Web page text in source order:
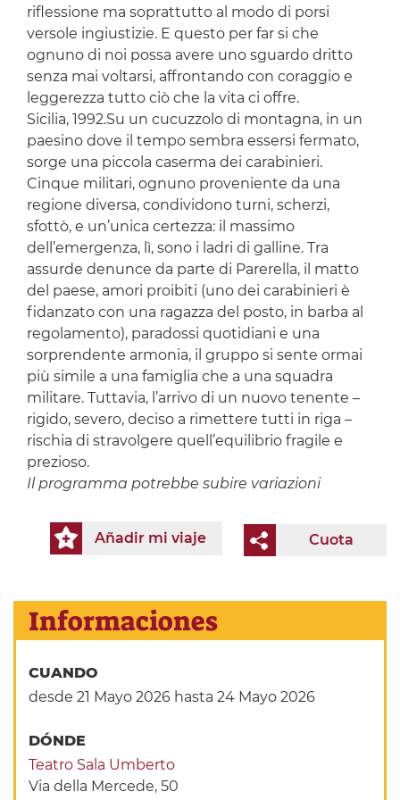
riflessione ma soprattutto al modo di porsi
versole ingiustizie. E questo per far si che
ognuno di noi possa avere uno sguardo dritto
senza mai voltarsi, affrontando con coraggio e
leggerezza tutto ciò che la vita ci offre.
Sicilia, 1992.Su un cucuzzolo di montagna, in un
paesino dove il tempo sembra essersi fermato,
sorge una piccola caserma dei carabinieri.
Cinque militari, ognuno proveniente da una
regione diversa, condividono turni, scherzi,
sfottò, e un’unica certezza: il massimo
dell’emergenza, lì, sono i ladri di galline. Tra
assurde denunce da parte di Parerella, il matto
del paese, amori proibiti (uno dei carabinieri è
fidanzato con una ragazza del posto, in barba al
regolamento), paradossi quotidiani e una
sorprendente armonia, il gruppo si sente ormai
più simile a una famiglia che a una squadra
militare. Tuttavia, l’arrivo di un nuovo tenente –
rigido, severo, deciso a rimettere tutti in riga –
rischia di stravolgere quell’equilibrio fragile e
prezioso.
Il programma potrebbe subire variazioni
Cuota
Añadir mi viaje
Informaciones
CUANDO
desde 21 Mayo 2026 hasta 24 Mayo 2026
DÓNDE
Teatro Sala Umberto
Via della Mercede, 50